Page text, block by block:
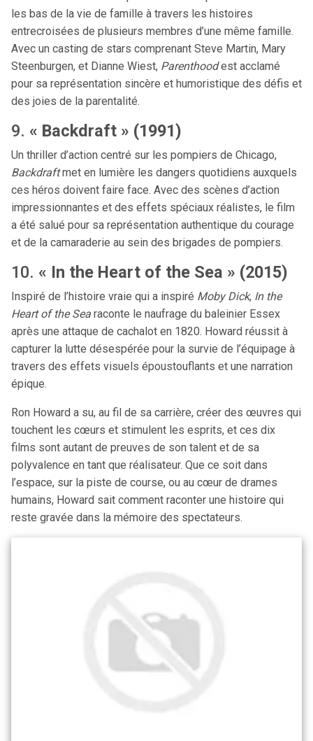
les bas de la vie de famille à travers les histoires
entrecroisées de plusieurs membres d’une même famille.
Avec un casting de stars comprenant Steve Martin, Mary
Steenburgen, et Dianne Wiest, Parenthoodest acclamé
pour sa représentation sincère et humoristique des défis et
des joies de la parentalité.
9. « Backdraft » (1991)
Un thriller d’action centré sur les pompiers de Chicago,
Backdraftmet en lumière les dangers quotidiens auxquels
ces héros doivent faire face. Avec des scènes d’action
impressionnantes et des effets spéciaux réalistes, le film
a été salué pour sa représentation authentique du courage
et de la camaraderie au sein des brigades de pompiers.
10. « In the Heart of the Sea » (2015)
Inspiré de l’histoire vraie qui a inspiré Moby Dick, In the
Heart of the Sea raconte le naufrage du baleinier Essex
après une attaque de cachalot en 1820. Howard réussit à
capturer la lutte désespérée pour la survie de l’équipage à
travers des effets visuels époustouflants et une narration
épique.
Ron Howard a su, au fil de sa carrière, créer des œuvres qui
touchent les cœurs et stimulent les esprits, et ces dix
films sont autant de preuves de son talent et de sa
polyvalence en tant que réalisateur. Que ce soit dans
l’espace, sur la piste de course, ou au cœur de drames
humains, Howard sait comment raconter une histoire qui
reste gravée dans la mémoire des spectateurs.